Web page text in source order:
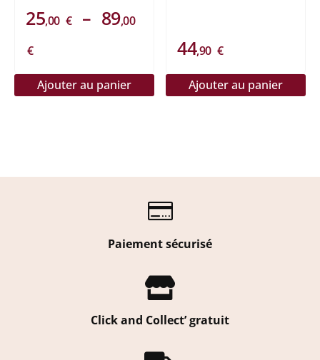
25,00 € – 89,00
€Plage
de
Ajouter au panier
du
produit
44,90 €
Ajouter au panier

Paiement sécurisé

Click and Collect’ gratuit